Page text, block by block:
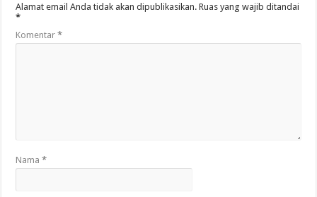
Alamat email Anda tidak akan dipublikasikan. Ruas yang wajib ditandai
*
Komentar*
Nama*